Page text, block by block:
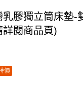
乳膠獨立筒床墊-
閱商品頁)
價